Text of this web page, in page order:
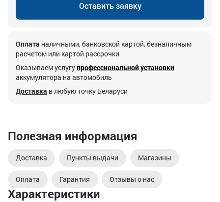
Характеристики
Оставить заявку
Оплата наличными, банковской картой, безналичным
расчетом или картой рассрочки
Оказываем услугупрофессиональной установки
аккумулятора на автомобиль
Доставка в любую точку Беларуси
Полезная информация
Доставка Пункты выдачи Магазины
Оплата Гарантия Отзывы о нас